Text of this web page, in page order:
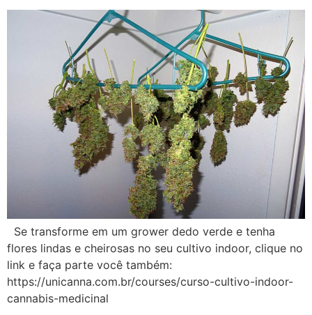
Se transforme em um grower dedo verde e tenha
flores lindas e cheirosas no seu cultivo indoor, clique no
link e faça parte você também:
https://unicanna.com.br/courses/curso-cultivo-indoor-
cannabis-medicinal